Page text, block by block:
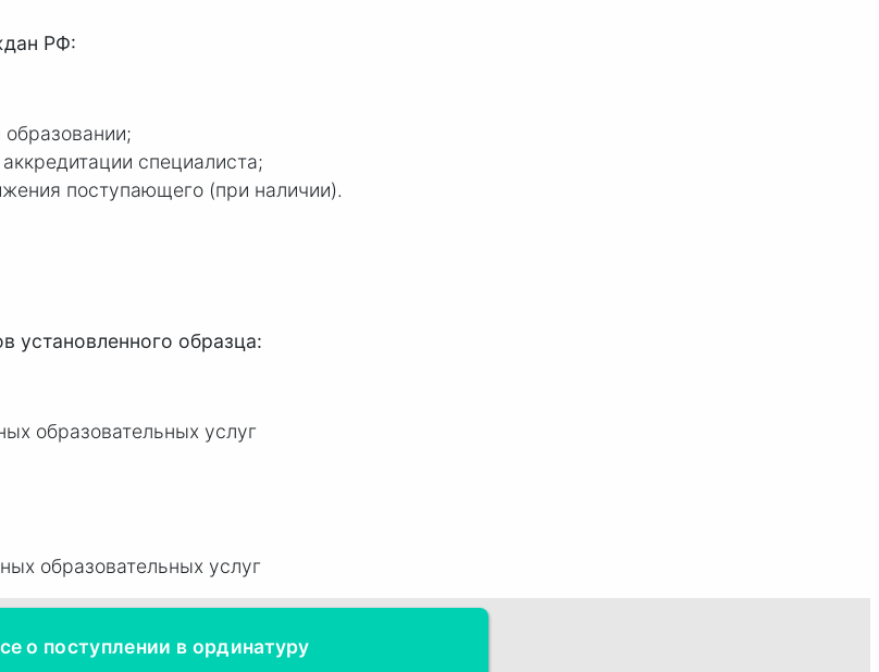
РФ:
специалиста;
поступающего (при наличии).
установленного образца:
образовательных услуг
образовательных услуг
о поступлении в ординатуру